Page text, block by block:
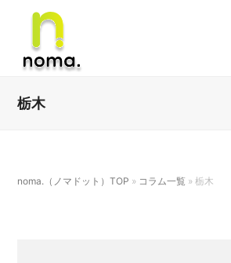
栃木
noma.（ノマドット）TOP » コラム一覧 »栃木